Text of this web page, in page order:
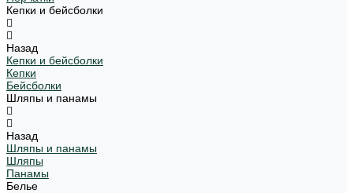
Кепки и бейсболки
Назад
Кепки и бейсболки
Кепки
Бейсболки
Шляпы и панамы
Назад
Шляпы и панамы
Шляпы
Панамы
Белье